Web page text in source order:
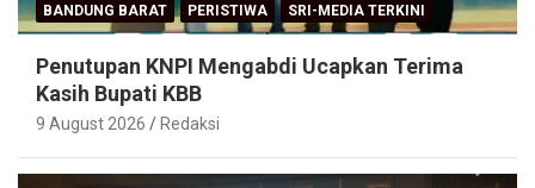
BANDUNG BARAT PERISTIWA SRI-MEDIA TERKINI
Penutupan KNPI Mengabdi Ucapkan Terima
Kasih Bupati KBB
9 August 2026 Redaksi